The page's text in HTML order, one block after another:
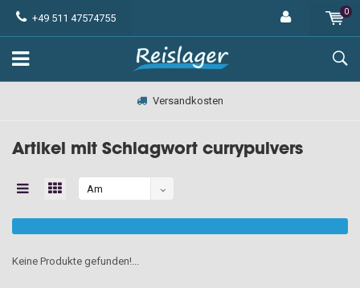
+49 511 47574755
0
Versandkosten
Artikel mit Schlagwort currypulvers
Am
angesehen
Keine Produkte gefunden!...